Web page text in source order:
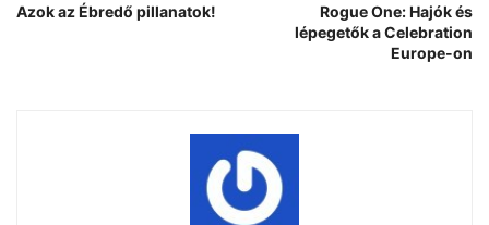
Azok az Ébredő pillanatok!
Rogue One: Hajók és
lépegetők a Celebration
Europe-on